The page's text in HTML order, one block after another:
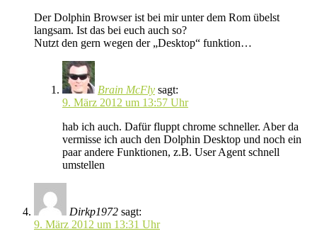
Der Dolphin Browser ist bei mir unter dem Rom übelst
langsam. Ist das bei euch auch so?
Nutzt den gern wegen der „Desktop“ funktion…
Brain McFly sagt:
9. März 2012 um 13:57 Uhr
hab ich auch. Dafür fluppt chrome schneller. Aber da
vermisse ich auch den Dolphin Desktop und noch ein
paar andere Funktionen, z.B. User Agent schnell
umstellen
Dirkp1972 sagt:
9. März 2012 um 13:31 Uhr